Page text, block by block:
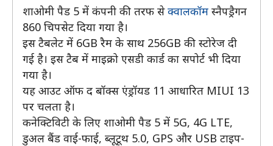
शाओमी पैड 5 में कंपनी की तरफ सेक्वालकॉम स्नैपड्रैगन
860 चिपसेट दिया गया है।
इस टैबलेट में 6GB रैम के साथ 256GB की स्टोरेज दी
गई है। इस टैब में माइक्रो एसडी कार्ड का सपोर्ट भी दिया
गया है।
यह आउट ऑफ द बॉक्स एंड्रॉयड 11 आधारित MIUI 13
पर चलता है।
कनेक्टिविटी के लिए शाओमी पैड 5 में 5G, 4G LTE,
डुअल बैंड वाई-फाई, ब्लूटूथ 5.0, GPS और USB टाइप-